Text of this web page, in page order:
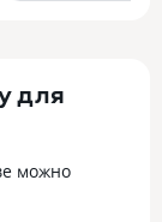
для
можно